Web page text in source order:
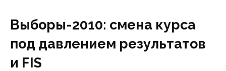
Выборы-2010: смена курса
под давлением результатов
и FIS